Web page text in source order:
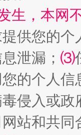
生，本网
供您的个
泄漏； ⑶
的个人
侵入或
站和共